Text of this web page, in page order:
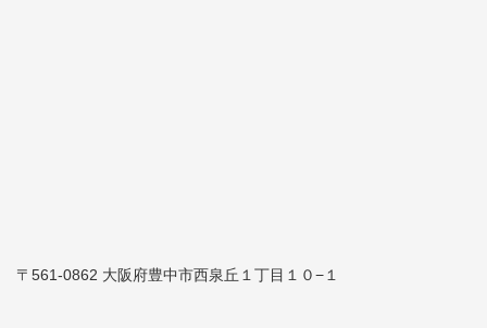
〒561-0862 大阪府豊中市西泉丘１丁目１０−１